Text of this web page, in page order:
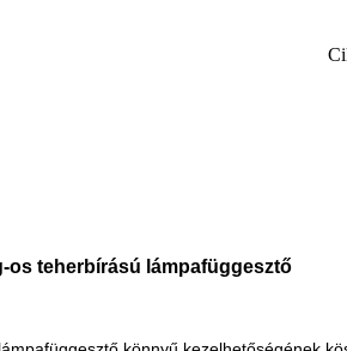
os teherbírású lámpafüggesztő